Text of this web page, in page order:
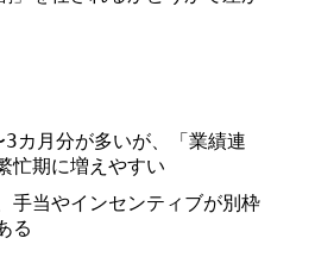
カ月分が多いが、「業績連
忙期に増えやすい
手当やインセンティブが別枠
る